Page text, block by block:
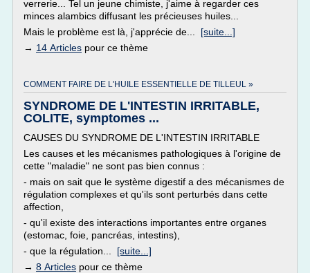
verrerie... Tel un jeune chimiste, j'aime à regarder ces
minces alambics diffusant les précieuses huiles...
Mais le problème est là, j'apprécie de... [suite...]
→ 14 Articles pour ce thème
COMMENT FAIRE DE L'HUILE ESSENTIELLE DE TILLEUL »
SYNDROME DE L'INTESTIN IRRITABLE,
COLITE, symptomes ...
CAUSES DU SYNDROME DE L'INTESTIN IRRITABLE
Les causes et les mécanismes pathologiques à l'origine de
cette "maladie" ne sont pas bien connus :
- mais on sait que le système digestif a des mécanismes de
régulation complexes et qu'ils sont perturbés dans cette
affection,
- qu'il existe des interactions importantes entre organes
(estomac, foie, pancréas, intestins),
- que la régulation... [suite...]
→ 8 Articles pour ce thème